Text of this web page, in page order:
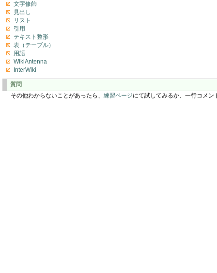
文字修飾
見出し
リスト
引用
テキスト整形
表（テーブル）
用語
WikiAntenna
InterWiki
質問
その他わからないことがあったら、 練習ページにて試してみるか、一行コメン